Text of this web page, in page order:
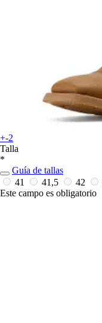
+-2
Talla
*
Guía de tallas
41
41,5 42
Este campo es obligatorio